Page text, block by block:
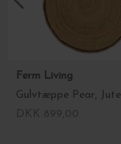
Ferm Living
Gulvtæppe Pear, Jute